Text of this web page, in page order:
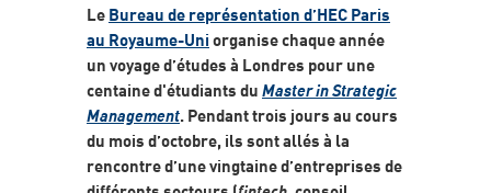
LeBureau de représentation d’HEC Paris
au Royaume-Uniorganise chaque année
un voyage d’études à Londres pour une
centaine d'étudiants duMaster in Strategic
Management. Pendant trois jours au cours
du mois d’octobre, ils sont allés à la
rencontre d’une vingtaine d’entreprises de